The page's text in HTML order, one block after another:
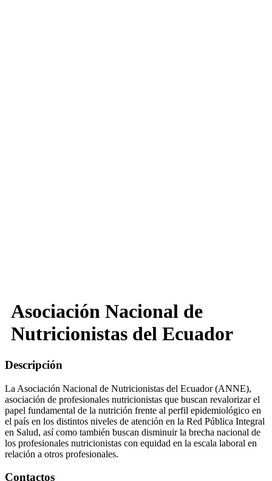
Asociación Nacional de
Nutricionistas del Ecuador
Descripción
La Asociación Nacional de Nutricionistas del Ecuador (ANNE),
asociación de profesionales nutricionistas que buscan revalorizar el
papel fundamental de la nutrición frente al perfil epidemiológico en
el país en los distintos niveles de atención en la Red Pública Integral
en Salud, así como también buscan disminuir la brecha nacional de
los profesionales nutricionistas con equidad en la escala laboral en
relación a otros profesionales.
Contactos